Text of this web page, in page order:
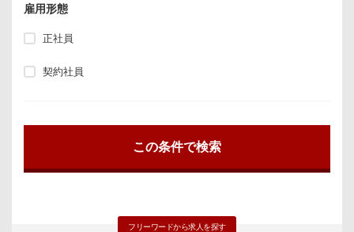
雇用形態
正社員
契約社員
フリーワードから求人を探す